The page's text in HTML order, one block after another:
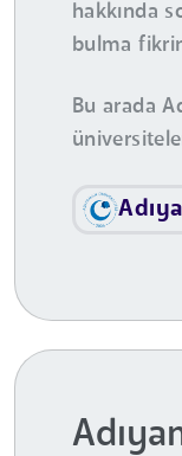
hakkında
bulma
Bu arada